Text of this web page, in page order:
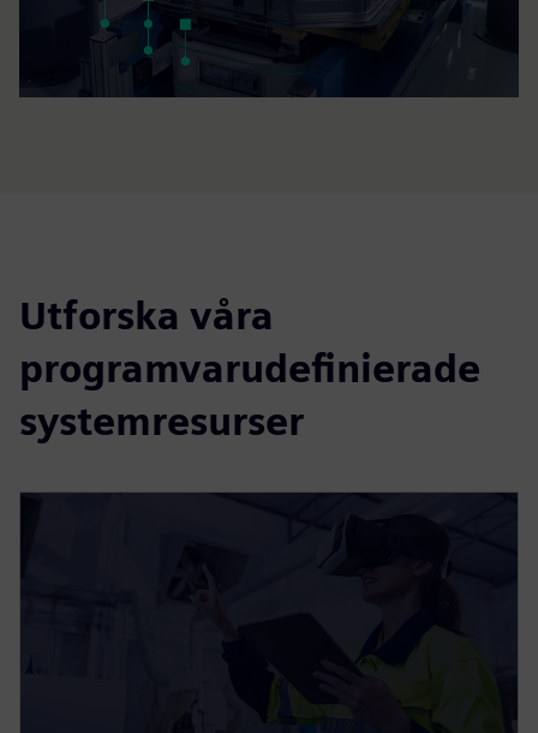
Utforska våra
programvarudefinierade
systemresurser